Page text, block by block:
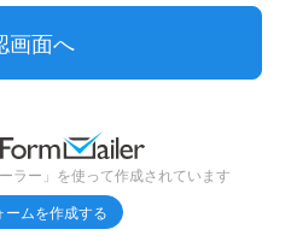
ラー」を使って作成されています
ームを作成する